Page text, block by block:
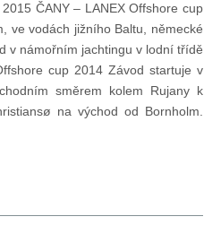
ČANY – LANEX Offshore cup
ve vodách jižního Baltu, německé
v námořním jachtingu v lodní třídě
cup 2014 Závod startuje v
směrem kolem Rujany k
na východ od Bornholm.